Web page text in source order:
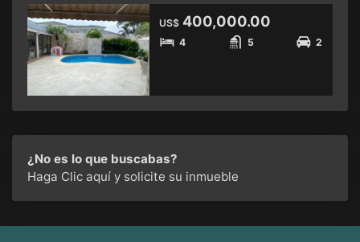
US$ 400,000.00
4 5 2
¿No es lo que buscabas?
Haga Clic aquí y solicite su inmueble